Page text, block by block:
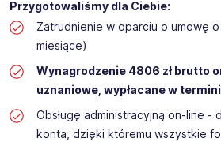
Przygotowaliśmy dla Ciebie:
Zatrudnienie w oparciu o umowę
miesiące)
Wynagrodzenie 4806 zł brutto
uznaniowe, wypłacane w
Obsługę administracyjną on-line -
konta, dzięki któremu wszystkie